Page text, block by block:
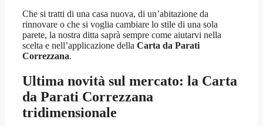
Che si tratti di una casa nuova, di un’abitazione da
rinnovare o che si voglia cambiare lo stile di una sola
parete, la nostra ditta saprà sempre come aiutarvi nella
scelta e nell’applicazione della Carta da Parati
Correzzana.
Ultima novità sul mercato: la Carta
da Parati Correzzana
tridimensionale